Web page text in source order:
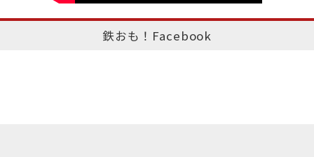
鉄おも！Facebook